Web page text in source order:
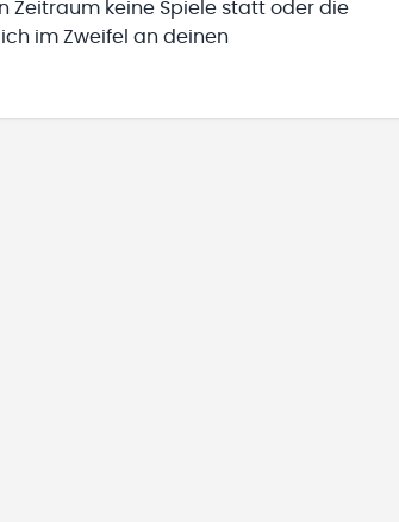
Zeitraum keine Spiele statt oder die
im Zweifel an deinen